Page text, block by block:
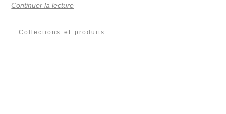
Continuer la lecture
Collections et produits